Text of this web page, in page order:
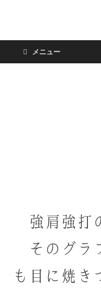
日々の新
メニュー
強肩強打
そのグラ
も目に焼き